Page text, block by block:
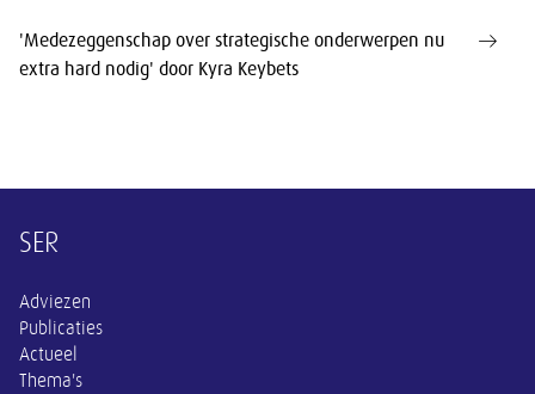
'Medezeggenschap over strategische onderwerpen nu
extra hard nodig' door Kyra Keybets
Overige informatie
SER
Adviezen
Publicaties
Actueel
Thema's